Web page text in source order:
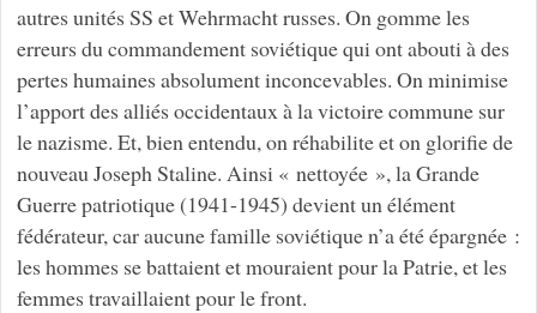
autres unités SS et Wehrmacht russes. On gomme les
erreurs du commandement soviétique qui ont abouti à des
pertes humaines absolument inconcevables. On minimise
l’apport des alliés occidentaux à la victoire commune sur
le nazisme. Et, bien entendu, on réhabilite et on glorifie de
nouveau Joseph Staline. Ainsi « nettoyée », la Grande
Guerre patriotique (1941-1945) devient un élément
fédérateur, car aucune famille soviétique n’a été épargnée :
les hommes se battaient et mouraient pour la Patrie, et les
femmes travaillaient pour le front.